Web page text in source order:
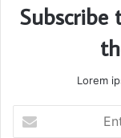
Lorem
your